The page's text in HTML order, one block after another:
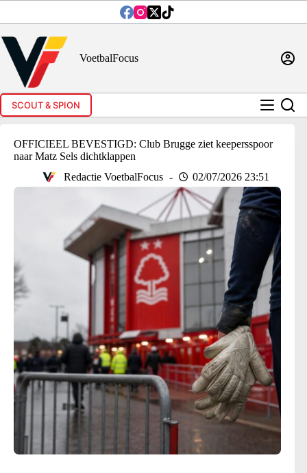
inhoud
VoetbalFocus
SCOUT & SPION
OFFICIEEL BEVESTIGD: Club Brugge ziet keepersspoor
naar Matz Sels dichtklappen
Redactie VoetbalFocus
02/07/2026 23:51